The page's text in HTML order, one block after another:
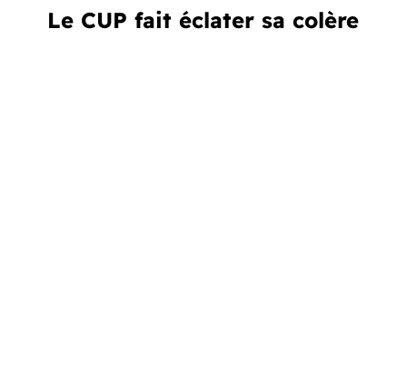
Le CUP fait éclater sa colère